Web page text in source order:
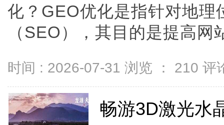
化？GEO优化是指针对地理
（SEO），其目的是提高
时间 : 2026-07-31 浏览 ： 210 评
畅游3D激光水